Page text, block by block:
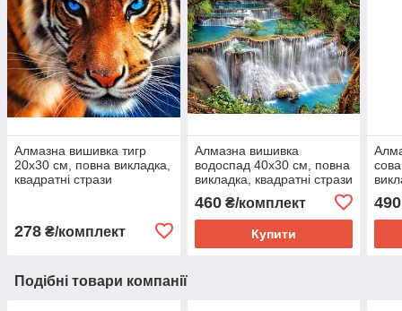
Алмазна вишивка тигр
20х30 см, повна викладка,
квадратні стрази
278 ₴/комплект
Алмазна вишивка
водоспад 40х30 см, повна
викладка, квадратні стрази
460₴/комплект
Купити
490
Подібні товари компанії